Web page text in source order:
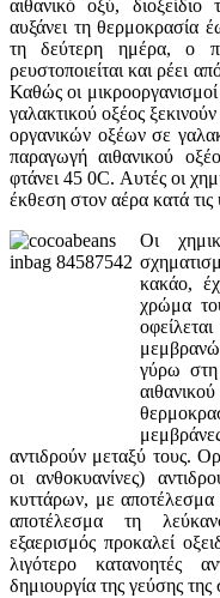
αιθανικό οξύ,
αυξάνει τη θερμοκρασία
τη δεύτερη ημέρα, ο
ρευστοποιείται και ρέει
Καθώς οι
γαλακτικού οξέος
οργανικών οξέων σε
παραγωγή αιθανικού
φτάνει 45 0C. Αυτές οι
έκθεση στον αέρα κατά
Οι
κακάο,
χρώμα
γύρω στη
αντιδρούν μεταξύ τους.
οι ανθοκυανίνες)
κυττάρων, με αποτέλεσμα
αποτέλεσμα τη
εξαερισμός προκαλεί
λιγότερο κατανοητές
δημιουργία της γεύσης